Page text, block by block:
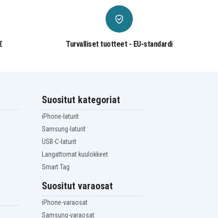
Turvalliset tuotteet - EU-standardi
Suositut kategoriat
iPhone-laturit
Samsung-laturit
USB-C-laturit
Langattomat kuulokkeet
Smart Tag
Suositut varaosat
iPhone-varaosat
Samsung-varaosat